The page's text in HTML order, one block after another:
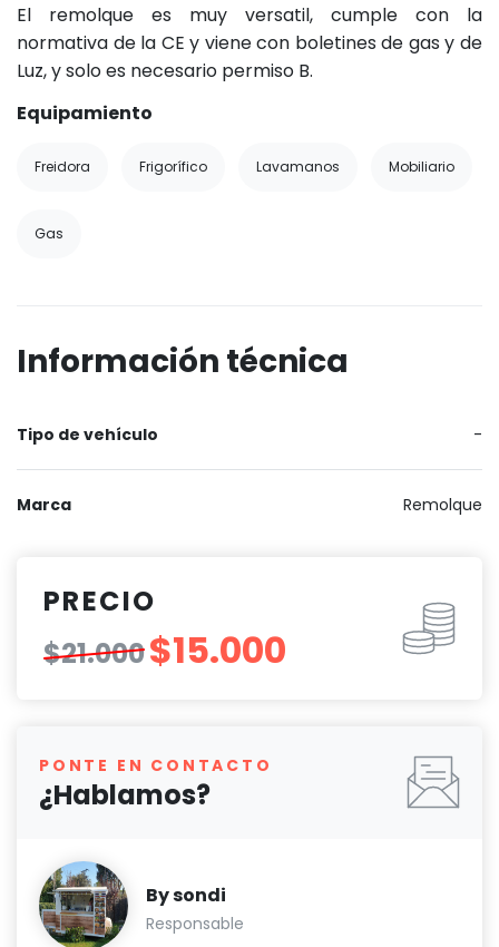
El remolque es muy versatil, cumple con la
normativa de la CE y viene con boletines de gas y de
Luz, y solo es necesario permiso B.
Equipamiento
Freidora Frigorífico Lavamanos Mobiliario
Gas
Información técnica
Tipo de vehículo -
Marca Remolque
PRECIO
$21.000$15.000
PONTE EN CONTACTO
¿Hablamos?
By sondi
Responsable